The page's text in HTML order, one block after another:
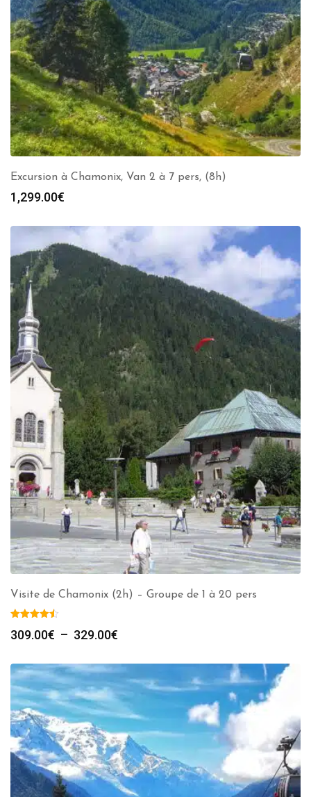
Excursion à Chamonix, Van 2 à 7 pers, (8h)
1,299.00€
Visite de Chamonix (2h) – Groupe de 1 à 20 pers
309.00€ – 329.00€
prix :
309.00€
à
329.00€